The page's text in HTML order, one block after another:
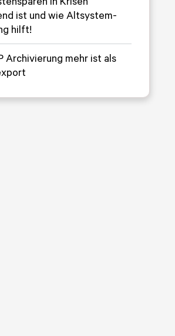
ist und wie Altsystem-
hilft!
Archivierung mehr ist als